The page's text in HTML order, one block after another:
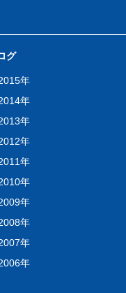
グ
年
年
年
年
年
年
年
年
年
年